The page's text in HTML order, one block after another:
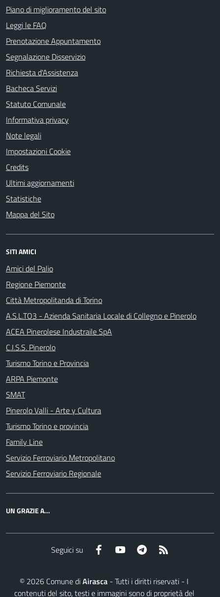
Piano di miglioramento del sito
Leggi le FAQ
Prenotazione Appuntamento
Segnalazione Disservizio
Richiesta d'Assistenza
Bacheca Servizi
Statuto Comunale
Informativa privacy
Note legali
Impostazioni Cookie
Credits
Ultimi aggiornamenti
Statistiche
Mappa del Sito
SITI AMICI
Amici del Palio
Regione Piemonte
Città Metropolitanda di Torino
A.S.L.TO3 - Azienda Sanitaria Locale di Collegno e Pinerolo
ACEA Pinerolese Industraile SpA
C.I.S.S. Pinerolo
Turismo Torino e Provincia
ARPA Piemonte
SMAT
Pinerolo Valli - Arte y Cultura
Turismo Torino e provincia
Family Line
Servizio Ferroviario Metropolitano
Servizio Ferroviario Regionale
UN GRAZIE A...
Seguici su Facebook YouTube Telegram
© 2026 Comune diAirasca - Tutti i diritti riservati - I
contenuti del sito, testi e immagini sono di proprietà del